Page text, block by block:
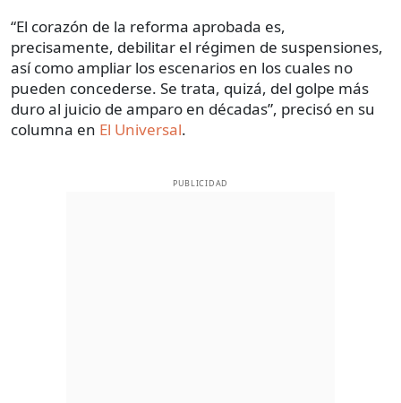
“El corazón de la reforma aprobada es,
precisamente, debilitar el régimen de suspensiones,
así como ampliar los escenarios en los cuales no
pueden concederse. Se trata, quizá, del golpe más
duro al juicio de amparo en décadas”, precisó en su
columna en El Universal.
PUBLICIDAD